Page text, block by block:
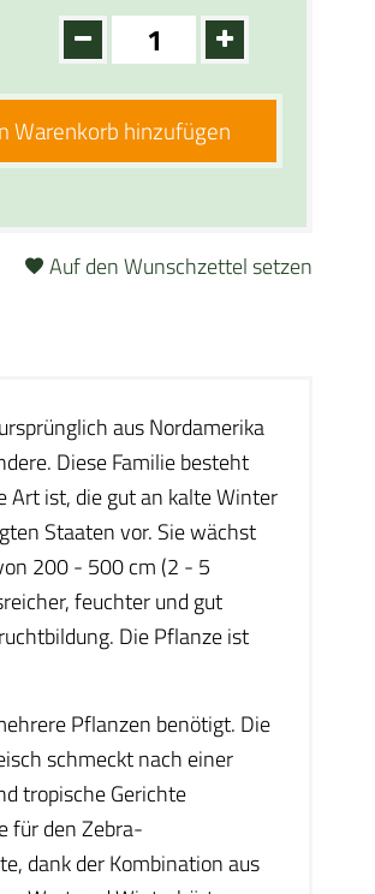
Warenkorb hinzufügen
Auf den Wunschzettel setzen
aus Nordamerika
Diese Familie besteht
Art ist, die gut an kalte Winter
Staaten vor. Sie wächst
200 - 500 cm (2 - 5
feuchter und gut
Die Pflanze ist
Pflanzen benötigt. Die
schmeckt nach einer
tropische Gerichte
für den Zebra-
dank der Kombination aus